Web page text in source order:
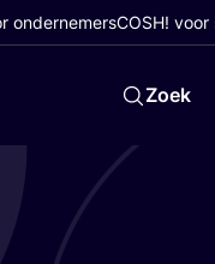
ondernemersCOSH! voor
Zoek